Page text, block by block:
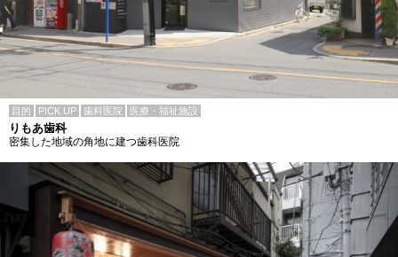
目的 PICK UP 歯科医院 医療・福祉施設
りもあ歯科
密集した地域の角地に建つ歯科医院